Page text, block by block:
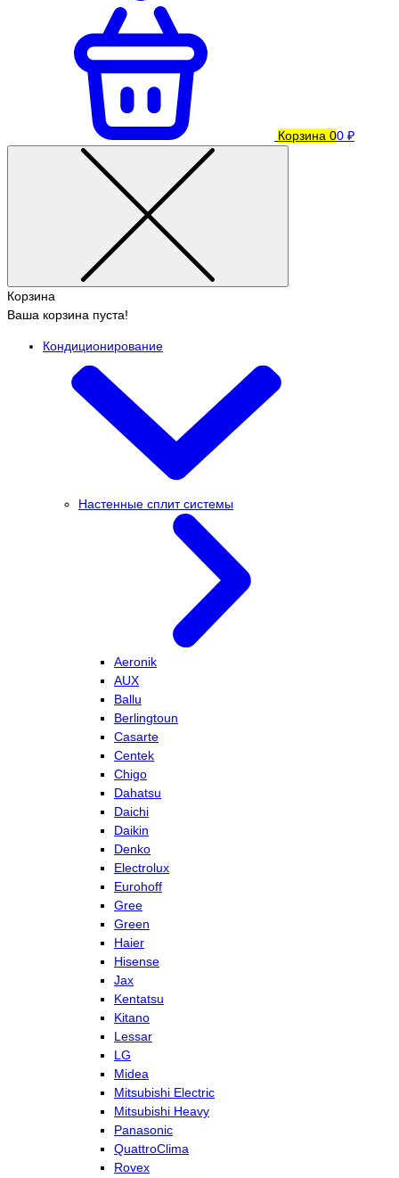
Корзина 00 ₽
Корзина
Ваша корзина пуста!
Кондиционирование
Настенные сплит системы
Aeronik
AUX
Ballu
Berlingtoun
Casarte
Centek
Chigo
Dahatsu
Daichi
Daikin
Denko
Electrolux
Eurohoff
Gree
Green
Haier
Hisense
Jax
Kentatsu
Kitano
Lessar
LG
Midea
Mitsubishi Electric
Mitsubishi Heavy
Panasonic
QuattroClima
Rovex